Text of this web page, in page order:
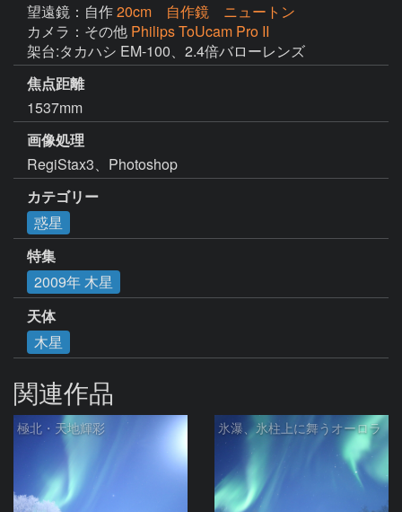
望遠鏡：自作20cm 自作鏡 ニュートン
カメラ：その他 Philips ToUcam Pro II
架台:タカハシ EM-100、2.4倍バローレンズ
焦点距離
1537mm
画像処理
カテゴリー
惑星
特集
2009年 木星
天体
木星
関連作品
極北・天地輝彩 氷瀑、氷柱上に舞うオーロラ